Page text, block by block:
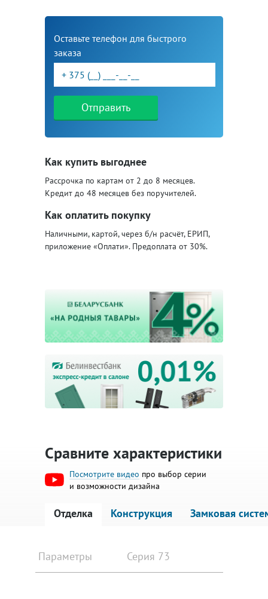
Оставьте телефон для быстрого
заказа
Отправить
Как купить выгоднее
Рассрочка по картам от 2 до 8 месяцев.
Кредит до 48 месяцев без поручителей.
Как оплатить покупку
Наличными, картой, через б/н расчёт, ЕРИП,
приложение «Оплати». Предоплата от 30%.
Сравните характеристики
Посмотрите видео про выбор серии
и возможности дизайна
Отделка Конструкция Замковая
Параметры Серия 73